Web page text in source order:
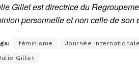
Gillet est directrice du
personnelle et non celle de son
féminisme Journée
Gillet